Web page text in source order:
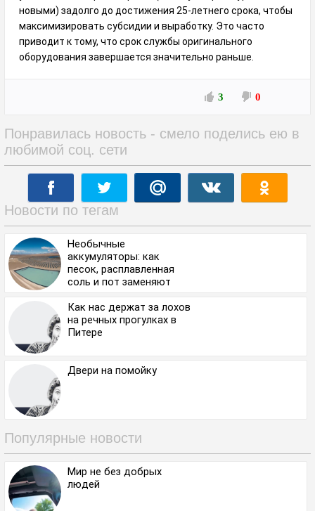
новыми) задолго до достижения 25-летнего срока, чтобы
максимизировать субсидии и выработку. Это часто
приводит к тому, что срок службы оригинального
оборудования завершается значительно раньше.
3 0
Понравилась новость - смело поделись ею в
любимой соц. сети
Новости по тегам
Необычные
аккумуляторы: как
песок, расплавленная
соль и пот заменяют
Как нас держат за лохов
на речных прогулках в
Питере
Двери на помойку
Популярные новости
Мир не без добрых
людей